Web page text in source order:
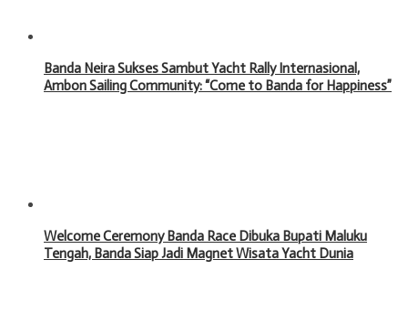
Banda Neira Sukses Sambut Yacht Rally Internasional,
Ambon Sailing Community: “Come to Banda for Happiness”
Welcome Ceremony Banda Race Dibuka Bupati Maluku
Tengah, Banda Siap Jadi Magnet Wisata Yacht Dunia